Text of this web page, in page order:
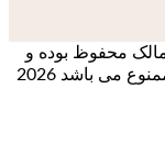
محفوظ بوده و
هرگونه استفاده از مطالب بدون اجازه مالک ممنوع می باشد 2026